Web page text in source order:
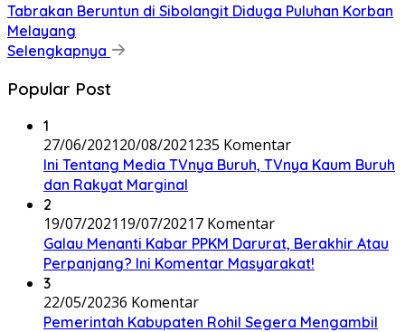
Tabrakan Beruntun di Sibolangit Diduga Puluhan Korban
Melayang
Selengkapnya
Popular Post
1
27/06/202120/08/2021235 Komentar
Ini Tentang Media TVnya Buruh, TVnya Kaum Buruh
dan Rakyat Marginal
2
19/07/2021 19/07/20217 Komentar
Galau Menanti Kabar PPKM Darurat, Berakhir Atau
Perpanjang? Ini Komentar Masyarakat!
3
22/05/20236 Komentar
Pemerintah Kabupaten Rohil Segera Mengambil